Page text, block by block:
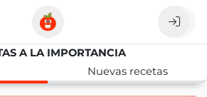
A LA IMPORTANCIA
Nuevas recetas